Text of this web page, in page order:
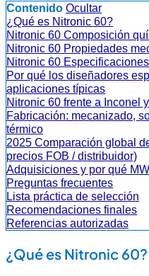
Contenido Ocultar
¿Qué es Nitronic 60?
Nitronic 60 Composición
Nitronic 60 Propiedades
Nitronic 60
Por qué los diseñadores
aplicaciones típicas
Nitronic 60 frente a Inconel
Fabricación: mecanizado,
térmico
2025 Comparación global
precios FOB / distribuidor)
Adquisiciones y por qué
Preguntas frecuentes
Lista práctica de selección
Recomendaciones finales
Referencias autorizadas
¿Qué es Nitronic 60?